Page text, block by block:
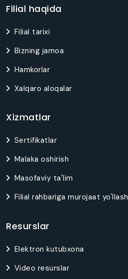
Filial haqida
Filial tarixi
Bizning jamoa
Hamkorlar
Xalqaro aloqalar
Xizmatlar
Sertifikatlar
Malaka oshirish
Masofaviy ta'lim
Filial rahbariga murojaat yo'llash
Resurslar
Elektron kutubxona
Video resurslar